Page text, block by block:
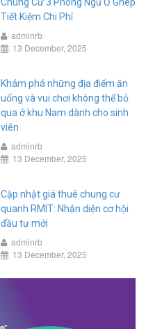
Tiết Kiệm Chi Phí
adminrb
13 December, 2025
Khám phá những địa điểm ăn
uống và vui chơi không thể bỏ
qua ở khu Nam dành cho sinh
viên
adminrb
13 December, 2025
Cập nhật giá thuê chung cư
quanh RMIT: Nhận diện cơ hội
đầu tư mới
adminrb
13 December, 2025